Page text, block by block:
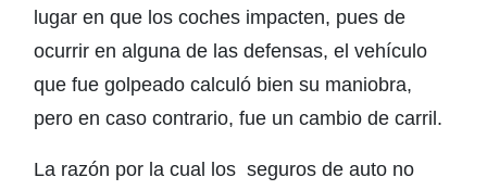
lugar en que los coches impacten, pues de
ocurrir en alguna de las defensas, el vehículo
que fue golpeado calculó bien su maniobra,
pero en caso contrario, fue un cambio de carril.
La razón por la cual los seguros de auto no